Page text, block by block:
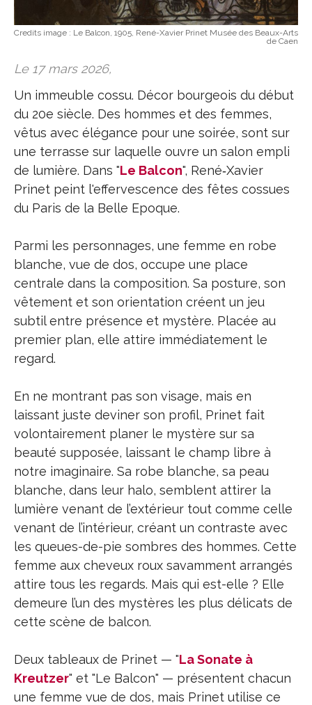
Credits image : Le Balcon, 1905, René-Xavier Prinet Musée des Beaux-Arts
de Caen
Le 17 mars 2026,
Un immeuble cossu. Décor bourgeois du début
du 20e siècle. Des hommes et des femmes,
vêtus avec élégance pour une soirée, sont sur
une terrasse sur laquelle ouvre un salon empli
de lumière. Dans "Le Balcon", René‑Xavier
Prinet peint l'effervescence des fêtes cossues
du Paris de la Belle Epoque.
Parmi les personnages, une femme en robe
blanche, vue de dos, occupe une place
centrale dans la composition. Sa posture, son
vêtement et son orientation créent un jeu
subtil entre présence et mystère. Placée au
premier plan, elle attire immédiatement le
regard.
En ne montrant pas son visage, mais en
laissant juste deviner son profil, Prinet fait
volontairement planer le mystère sur sa
beauté supposée, laissant le champ libre à
notre imaginaire. Sa robe blanche, sa peau
blanche, dans leur halo, semblent attirer la
lumière venant de l’extérieur tout comme celle
venant de l’intérieur, créant un contraste avec
les queues-de-pie sombres des hommes. Cette
femme aux cheveux roux savamment arrangés
attire tous les regards. Mais qui est-elle ? Elle
demeure l’un des mystères les plus délicats de
cette scène de balcon.
Deux tableaux de Prinet — "La Sonate à
Kreutzer" et "Le Balcon" — présentent chacun
une femme vue de dos, mais Prinet utilise ce